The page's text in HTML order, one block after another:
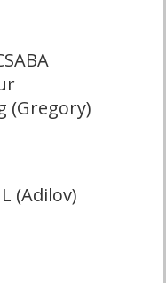
(Gregory)
(Adilov)